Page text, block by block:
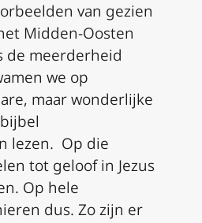
van gezien
Midden-Oosten
de meerderheid
we op
maar wonderlijke
lezen. Op die
tot geloofin Jezus
Op hele
dus. Zo zijn er